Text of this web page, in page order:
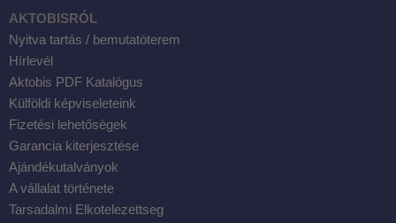
AKTOBISRÓL
Nyitva tartás / bemutatóterem
Hírlevél
Aktobis PDF Katalógus
Külföldi képviseleteink
Fizetési lehetőségek
Garancia kiterjesztése
Ajándékutalványok
A vállalat története
Tarsadalmi Elkotelezettseg